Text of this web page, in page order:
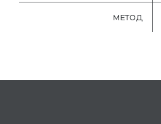
МЕТОД